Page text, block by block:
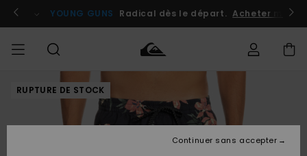
l'information
le
Se connecter / s'inscrire
YOUNG GUNS Radical dès le départ. Acheter
HOMME Vêtements
Vêtements
Shop
Surf
Shop
Homme
Snow
Shop
Homme
Outlet
Homme
Accéder à
ma
commande
RUPTURE DE STOCK
Continuer sans accepter